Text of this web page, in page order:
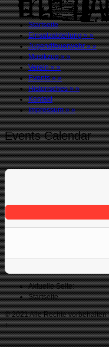
Startseite
Einsatzabteilung»»
Jugendfeuerwehr»»
Musikzug»»
Verein»»
Events»»
Historisches»»
Kontakt
Impressum»»
Events Calendar
Aktuelle Seite:
Startseite
© 2021 Alle Rechte
↑